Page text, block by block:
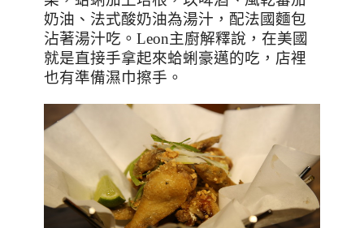
奶油、法式酸奶油為湯汁，配法國麵包
沾著湯汁吃。 Leon主廚解釋說，在美國
就是直接手拿起來蛤蜊豪邁的吃，店裡
也有準備濕巾擦手。